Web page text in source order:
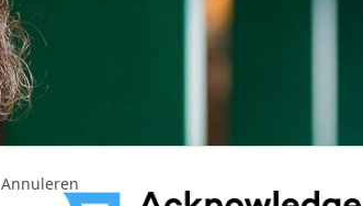
Annuleren